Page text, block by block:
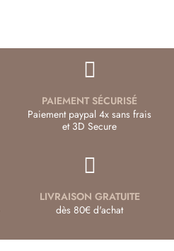
PAIEMENT SÉCURISÉ
Paiement paypal 4x sans frais
et 3D Secure
LIVRAISON GRATUITE
dès 80€ d'achat